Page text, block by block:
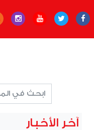
آخر الأخبار